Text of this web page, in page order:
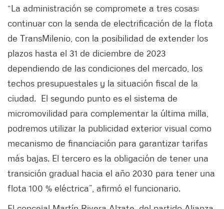
“La administración se compromete a tres cosas:
continuar con la senda de electrificación de la flota
de TransMilenio, con la posibilidad de extender los
plazos hasta el 31 de diciembre de 2023
dependiendo de las condiciones del mercado, los
techos presupuestales y la situación fiscal de la
ciudad. El segundo punto es el sistema de
micromovilidad para complementar la última milla,
podremos utilizar la publicidad exterior visual como
mecanismo de financiación para garantizar tarifas
más bajas. El tercero es la obligación de tener una
transición gradual hacia el año 2030 para tener una
flota 100 % eléctrica”, afirmó el funcionario.